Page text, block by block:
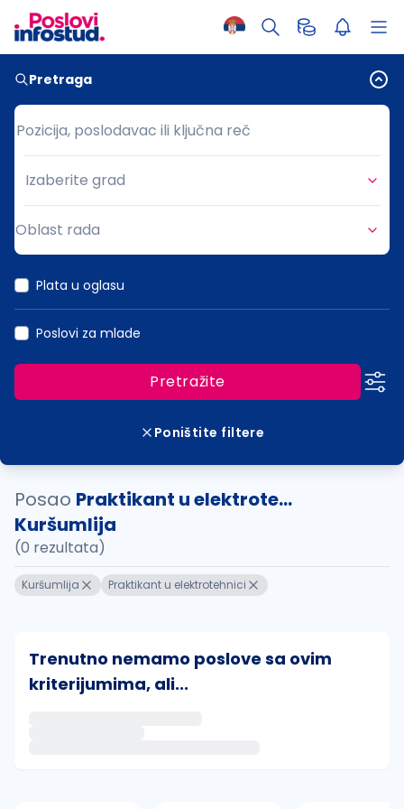
Pretraga
Pozicija, poslodavac ili ključna reč
Pozicija, poslodavac ili ključna reč
Grad
Izaberite grad
Oblast rada
Plata u oglasu
Poslovi za mlade
Pretražite
Poništite filtere
Posao Praktikant u elektrote...
Kuršumlija
(0 rezultata)
Kuršumlija Praktikant u elektrotehnici
Trenutno nemamo poslove sa ovim
kriterijumima, ali...